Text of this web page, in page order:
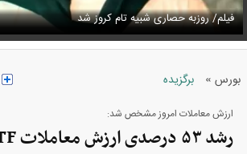
فیلم/ روزبه حصاری شبیه تام کروز شد
بازار اجاره لپ‌تاپ رونق گرفت + عکس
بورس» برگزیده
ارزش معاملات امروز مشخص شد:
رشد ۵۳ درصدی ارزش معاملات ETF‌ها در فرابورس
قیمت دلار، یورو و سایر ارز‌ها + جدول قیمت